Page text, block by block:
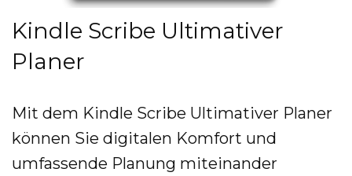
Kindle Scribe Ultimativer
Planer
Mit dem Kindle Scribe Ultimativer Planer
können Sie digitalen Komfort und
umfassende Planung miteinander